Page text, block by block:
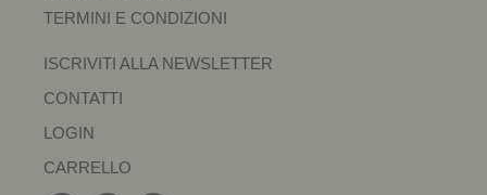
TERMINI E CONDIZIONI
ISCRIVITI ALLA NEWSLETTER
CONTATTI
LOGIN
CARRELLO